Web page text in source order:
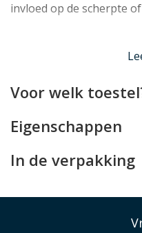
invloed op de scherpte
protector dankzij de zeer
betekent concreet dat
veroorzaken.
veel energie kost om de
te laten breken. Dat
Voor welk
Eigenschappen
In de verpakking